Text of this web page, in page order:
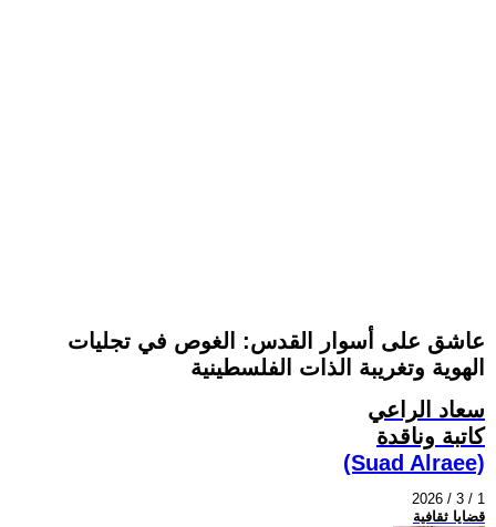
عاشق على أسوار القدس: الغوص في تجليات
الهوية وتغريبة الذات الفلسطينية
سعاد الراعي
كاتبة وناقدة
(Suad Alraee)
2026 / 3 / 1
قضايا ثقافية